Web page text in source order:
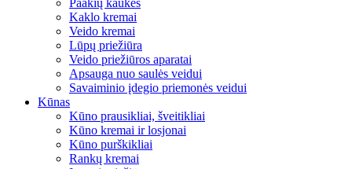
Paakių kaukės
Kaklo kremai
Veido kremai
Lūpų priežiūra
Veido priežiūros aparatai
Apsauga nuo saulės veidui
Savaiminio įdegio priemonės veidui
Kūnas
Kūno prausikliai, šveitikliai
Kūno kremai ir losjonai
Kūno purškikliai
Rankų kremai